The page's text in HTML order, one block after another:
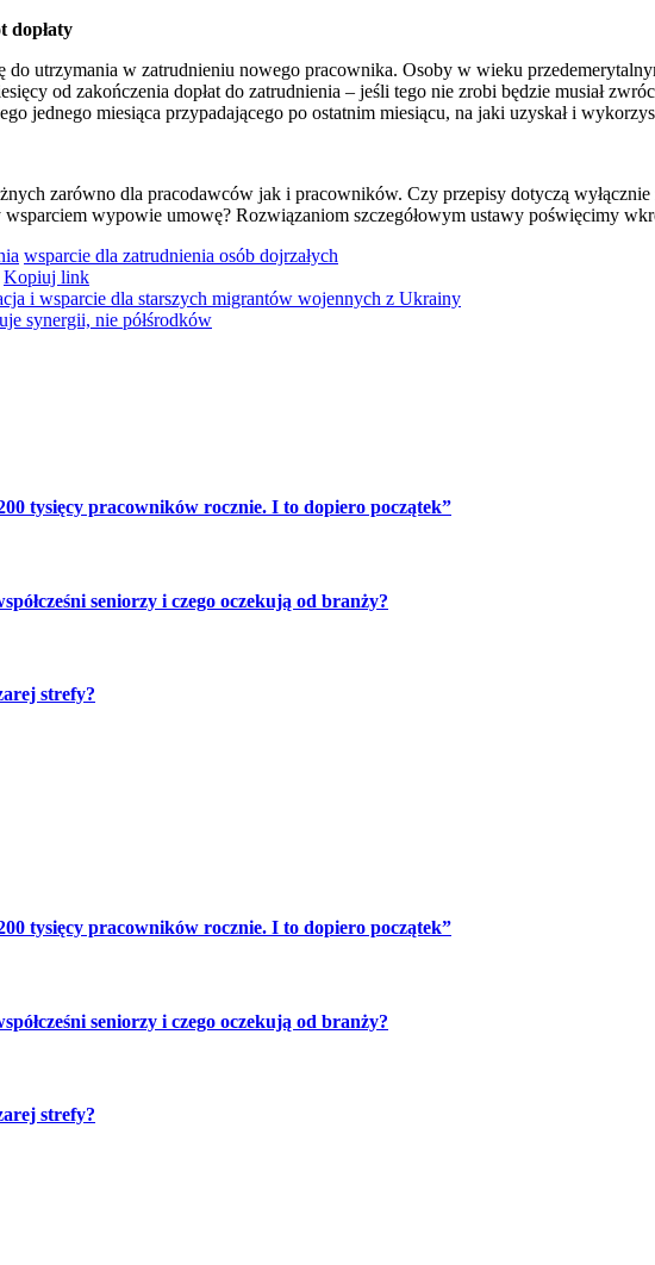
dopłaty
do utrzymania w zatrudnieniu nowego pracownika. Osoby w wieku
od zakończenia dopłat do zatrudnienia – jeśli tego nie zrobi będzie musiał
jednego miesiąca przypadającego po ostatnim miesiącu, na jaki uzyskał i
zarówno dla pracodawców jak i pracowników. Czy przepisy dotyczą
wypowie umowę? Rozwiązaniom szczegółowym ustawy poświęcimy
wsparcie dla zatrudnienia osób dojrzałych
Kopiuj link
i wsparcie dla starszych migrantów wojennych z Ukrainy
synergii, nie półśrodków
tysięcy pracowników rocznie. I to dopiero początek”
seniorzy i czego oczekują od branży?
strefy?
tysięcy pracowników rocznie. I to dopiero początek”
seniorzy i czego oczekują od branży?
strefy?